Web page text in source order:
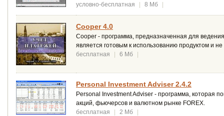
условно-бесплатная
| 8 Мб |
Cooper 4.0
Cooper - программа, предназначенная для
является готовым к использованию продуктом и
бесплатная
| 6 Мб |
Personal Investment Adviser 2.4.2
Personal Investment Adviser - программа, которая
акций, фьючерсов и валютном рынке FOREX.
бесплатная
| 2 Мб |